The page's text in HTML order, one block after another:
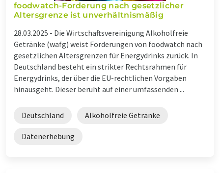
foodwatch-Forderung nach gesetzlicher
Altersgrenze ist unverhältnismäßig
28.03.2025 - Die Wirtschaftsvereinigung Alkoholfreie
Getränke (wafg) weist Forderungen von foodwatch nach
gesetzlichen Altersgrenzen für Energydrinks zurück. In
Deutschland besteht ein strikter Rechtsrahmen für
Energydrinks, der über die EU-rechtlichen Vorgaben
hinausgeht. Dieser beruht auf einer umfassenden ...
Deutschland Alkoholfreie Getränke
Datenerhebung